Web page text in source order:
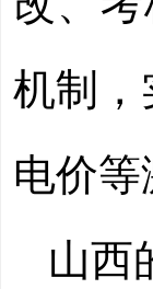
机制
电价
山西